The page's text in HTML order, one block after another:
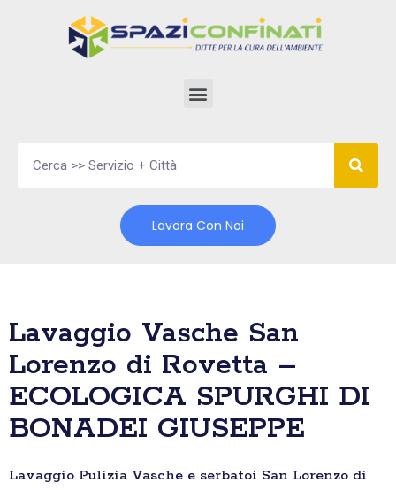
Lavora Con Noi
Lavaggio Vasche San
Lorenzo di Rovetta –
ECOLOGICA SPURGHI DI
BONADEI GIUSEPPE
Lavaggio Pulizia Vasche e serbatoi San Lorenzo di